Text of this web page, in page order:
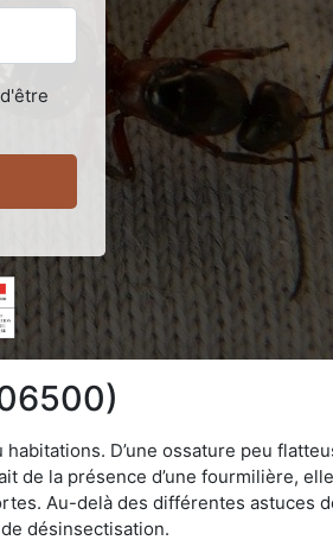
D’une ossature peu
de la présence d’une fourmilière,
Au-delà des différentes astuces
désinsectisation.